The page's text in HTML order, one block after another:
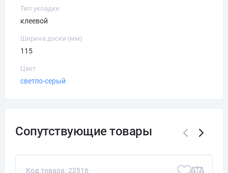
Тип укладки
клеевой
Ширина доски (мм)
115
Цвет
светло-серый
Код товара: 22516